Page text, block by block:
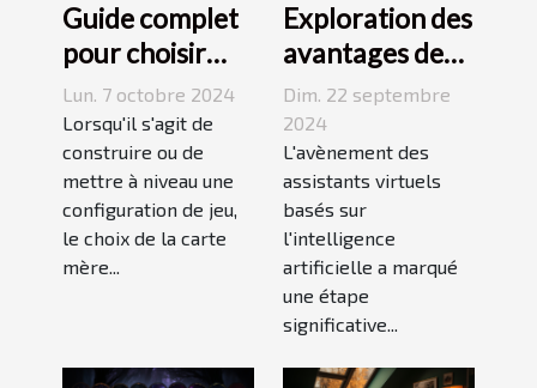
Guide complet
pour choisir
une carte mère
adaptée à vos
besoins de
gaming
Lun. 7 octobre 2024
Lorsqu'il s'agit de
construire ou de
mettre à niveau une
configuration de jeu,
le choix de la carte
mère...
Exploration des
avantages des
assistants
virtuels basés
sur l'IA
Dim. 22 septembre
2024
L'avènement des
assistants virtuels
basés sur
l'intelligence
artificielle a marqué
une étape
significative...